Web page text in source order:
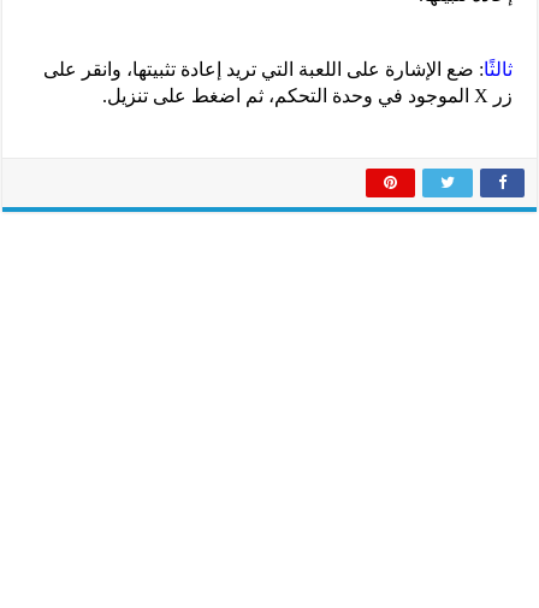
ثالثًا: ضع الإشارة على اللعبة التي تريد إعادة تثبيتها، وانقر على
زر X الموجود في وحدة التحكم، ثم اضغط على تنزيل.